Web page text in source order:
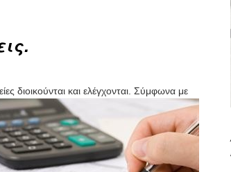
διοικούνται και ελέγχονται. Σύμφωνα με